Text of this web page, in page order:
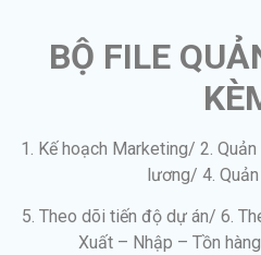
BỘ FILE
1. Kế hoạch Marketing/ 2.
lương/ 4.
5. Theo dõi tiến độ dự án/ 6.
Xuất – Nhập – Tồn